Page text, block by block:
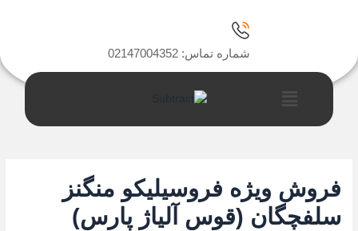
شماره تماس: 02147004352
فهرست
فروش ویژه فروسیلیکو منگنز
سلفچگان (قوس آلیاژ پارس)